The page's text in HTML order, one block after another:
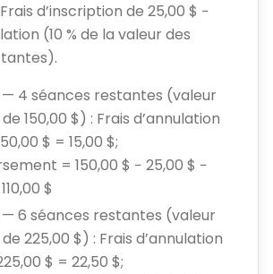
d’inscription de 25,00 $ −
(10 % de la valeur des
— 4 séances restantes (valeur
150,00 $) : Frais d’annulation
$ = 15,00 $;
= 150,00 $ − 25,00 $ −
$
— 6 séances restantes (valeur
225,00 $) : Frais d’annulation
$ = 22,50 $;